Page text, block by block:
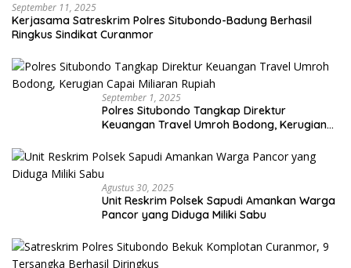
September 11, 2025
Kerjasama Satreskrim Polres Situbondo-Badung Berhasil
Ringkus Sindikat Curanmor
September 1, 2025
Polres Situbondo Tangkap Direktur
Keuangan Travel Umroh Bodong, Kerugian
Agustus 30, 2025
Unit Reskrim Polsek Sapudi Amankan Warga
Pancor yang Diduga Miliki Sabu